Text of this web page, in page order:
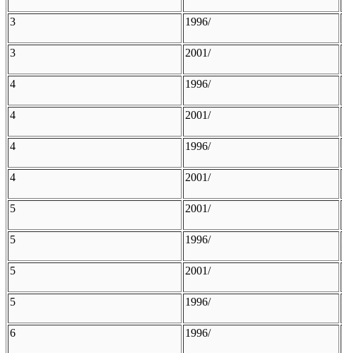
3
1996/
3
2001/
4
1996/
4
2001/
4
1996/
4
2001/
5
2001/
5
1996/
5
2001/
5
1996/
6
1996/